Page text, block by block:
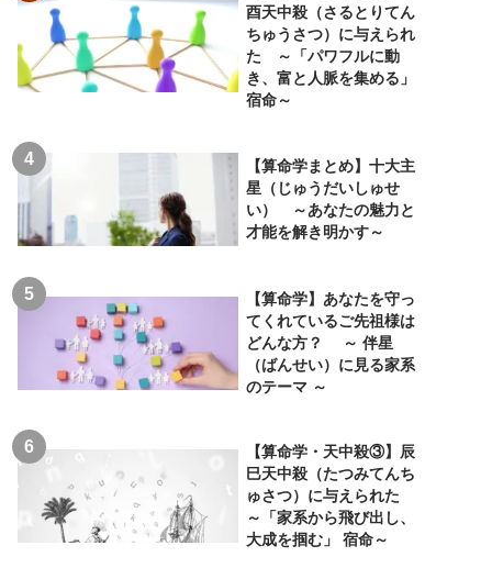
酉天中殺（さるとりてん
ちゅうさつ）に与えられ
た ～「パワフルに動
き、富と人脈を集める」
宿命～
【算命学まとめ】十大主
星（じゅうだいしゅせ
い） ～あなたの魅力と
才能を解き明かす～
【算命学】あなたを守っ
てくれているご先祖様は
どんな方？ ～ 伴星
（ばんせい）に見る家系
のテーマ ～
【算命学・天中殺③】辰
巳天中殺（たつみてんち
ゅさつ）に与えられた
～「家系から飛び出し、
大成を掴む」 宿命～